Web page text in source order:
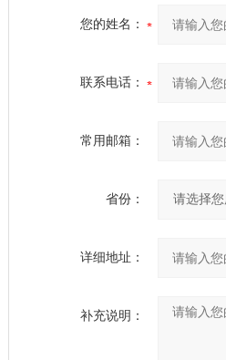
您的姓名：
联系电话：
常用邮箱：
省份：
详细地址：
补充说明：